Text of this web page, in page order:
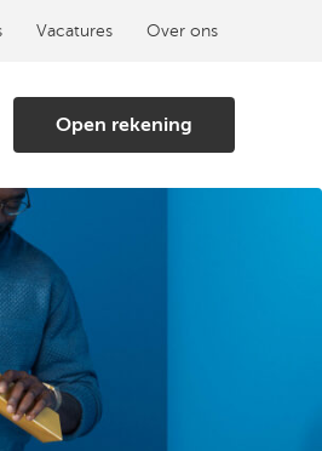
Vacatures Over ons
Open rekening